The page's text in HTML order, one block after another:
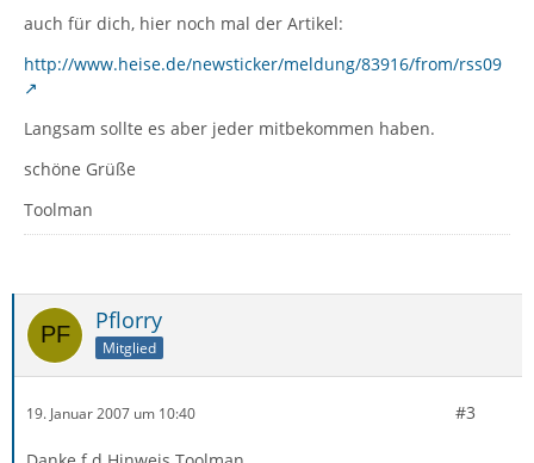
auch für dich, hier noch mal der Artikel:
http://www.heise.de/newsticker/meldung/83916/from/rss09
Langsam sollte es aber jeder mitbekommen haben.
schöne Grüße
Toolman
Pflorry
Mitglied
19. Januar 2007 um 10:40 #3